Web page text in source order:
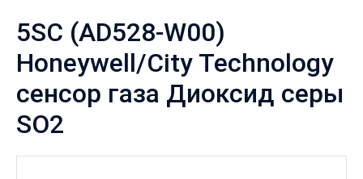
5SC (AD528-W00)
Honeywell/City Technology
сенсор газа Диоксид серы
SO2